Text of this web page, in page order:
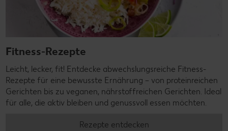
Fitness-Rezepte
Leicht, lecker, fit! Entdecke abwechslungsreiche Fitness-
Rezepte für eine bewusste Ernährung – von proteinreichen
Gerichten bis zu veganen, nährstoffreichen Gerichten. Ideal
für alle, die aktiv bleiben und genussvoll essen möchten.
Rezepte entdecken